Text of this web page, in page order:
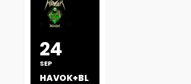
24
SEP
HAVOK+BL